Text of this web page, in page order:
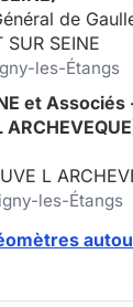
de
SEINE
les-Étangs
et Associés
L
les-Étangs